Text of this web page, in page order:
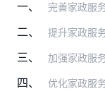
一、
完善家政服务职业标准体系。适应经济社
二、 提升家政服务从业人员职业技能。按照相
三、 加强家政服务专业化培养。鼓励引导普通
四、 优化家政服务从业人员职业评价。进一步